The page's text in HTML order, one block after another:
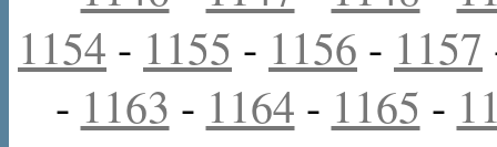
1154 - 1155 - 1156 - 1157
- 1163 - 1164 - 1165 -